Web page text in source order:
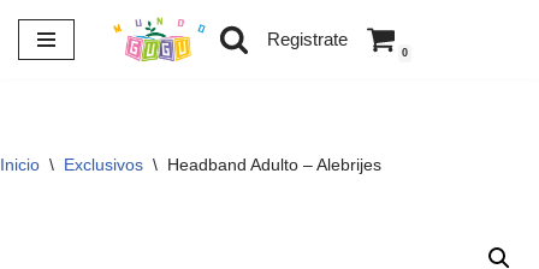
Saltar
Registrate
0
Inicio \ Exclusivos \ Headband Adulto – Alebrijes